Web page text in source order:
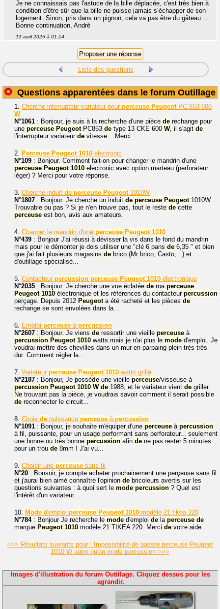
Je ne connaissais pas l'astuce de la bille déplacée, c'est très bien à
condition d'être sûr que la bille ne puisse jamais s’échapper de son
logement. Sinon, pris dans un pignon, cela va pas être du gâteau ...
Bonne continuation, André
13 avril 2026 à 01:14
Liste des questions
Questions apparentées dans le forum Outillage
1. Cherche interrupteur variateur pour perceuse PeugeotPC 853 600
W
N°1061 : Bonjour, je suis à la recherche d'une pièce de rechange pour
une perceuse PeugeotPC853 de type 13 CKE 600 W, il s'agit de
l'interrupteur variateur de vitesse... Merci.
2. Perceuse Peugeot 1010 electronic
N°109 : Bonjour. Comment fait-on pour changer le mandrin d'une
perceuse Peugeot 1010 electronic avec option marteau (perforateur
léger) ? Merci pour votre réponse.
3. Cherche induit de perceuse Peugeot1010W
N°1807 : Bonjour. Je cherche un induit de perceuse Peugeot1010W.
Trouvable ou pas ? Si je n'en trouve pas, tout le reste de cette
perceuse est bon, avis aux amateurs.
4. Changer le mandrin d'une perceuse Peugeot 1010
N°439 : Bonjour J'ai réussi à dévisser la vis dans le fond du mandrin
mais pour le démonter je dois utiliser une "clé 6 pans de 6,35 " et bien
que j'ai fait plusieurs magasins de brico (Mr brico, Casto,...) et
d'outillage spécialisé...
5. Contacteur percussion perceuse Peugeot 1010 électronique
N°2035 : Bonjour. Je cherche une vue éclatée de ma perceuse
Peugeot 1010 électronique et les références du contacteur percussion
perçage. Depuis 2012 Peugeota été racheté et les pièces de
rechange se sont envolées dans la...
6. Emploi perceuse à percussion
N°2607 : Bonjour. Je viens de ressortir une vieille perceuse à
percussion Peugeot 1010 watts mais je n'ai plus le mode d'emploi. Je
voudrai mettre des chevilles dans un mur en parpaing plein très très
dur. Comment régler la...
7. Variateur perceuse Peugeot 1010 watts grillé
N°2187 : Bonjour, Je possède une vieille perceuse/visseuse à
percussion Peugeot 1010 W de 1988, et le variateur vient de griller.
Ne trouvant pas la pièce, je voudrais savoir comment il serait possible
de reconnecter le circuit...
8. Choix de puissance perceuse à percussion
N°1091 : Bonjour, je souhaite m'équiper d'une perceuse à percussion
à fil, puissante, pour un usage performant sans perforateur... seulement
une bonne ou très bonne percussion afin de ne pas rester 5 minutes
pour un trou de 8mm ! J'ai vu...
9. Choisir une perceuse sans fil
N°20 : Bonsoir, je compte acheter prochainement une perçeuse sans fil
et j'aurai bien aimé connaître l'opinion de bricoleurs avertis sur les
questions suivantes : à quoi sert le mode percussion ? Quel est
l'intérêt d'un variateur...
10. Mode d'emploi perceuse Peugeot 1010 modèle 21 tikea 220
N°784: Bonjour Je recherche le mode d'emploi de la perceuse de
marque Peugeot 1010 modèle 21 TIKEA 220. Merci de votre aide.
>>> Résultats suivants pour : Impossibilité de passer perceuse Peugeot
1010 W autre qu'en mode percussion >>>
Images d'illustration du forum Outillage. Cliquez dessus pour les
agrandir.